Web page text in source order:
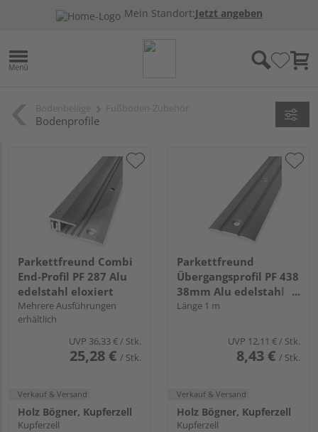
Mein Standort:Jetzt angeben
Bodenprofile
Parkettfreund Combi
End-Profil PF 287 Alu
edelstahl eloxiert
Mehrere Ausführungen
erhältlich
UVP 36,33 €/ Stk.
25,28 € / Stk.
Verkauf & Versand
Holz Bögner, Kupferzell
Kupferzell
Parkettfreund
Übergangsprofil PF 438
38mm Alu edelstahl
eloxiert
Länge 1 m
UVP 12,11 €/ Stk.
8,43 € / Stk.
Verkauf & Versand
Holz Bögner, Kupferzell
Kupferzell